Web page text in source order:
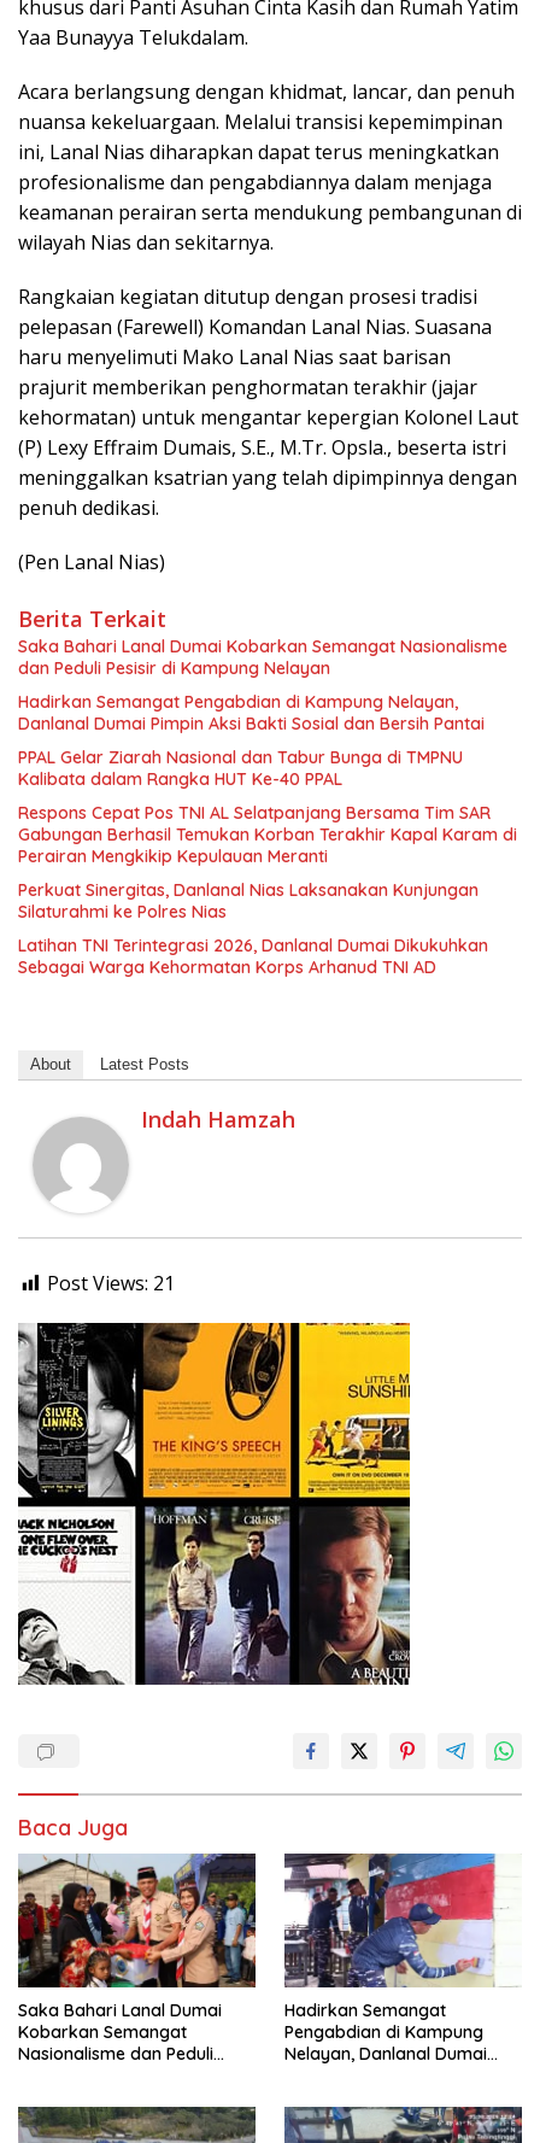
khusus dari Panti Asuhan Cinta Kasih dan Rumah Yatim
Yaa Bunayya Telukdalam.
Acara berlangsung dengan khidmat, lancar, dan penuh
nuansa kekeluargaan. Melalui transisi kepemimpinan
ini, Lanal Nias diharapkan dapat terus meningkatkan
profesionalisme dan pengabdiannya dalam menjaga
keamanan perairan serta mendukung pembangunan di
wilayah Nias dan sekitarnya.
Rangkaian kegiatan ditutup dengan prosesi tradisi
pelepasan (Farewell) Komandan Lanal Nias. Suasana
haru menyelimuti Mako Lanal Nias saat barisan
prajurit memberikan penghormatan terakhir (jajar
kehormatan) untuk mengantar kepergian Kolonel Laut
(P) Lexy Effraim Dumais, S.E., M.Tr. Opsla., beserta istri
meninggalkan ksatrian yang telah dipimpinnya dengan
penuh dedikasi.
(Pen Lanal Nias)
Berita Terkait
Saka Bahari Lanal Dumai Kobarkan Semangat Nasionalisme
dan Peduli Pesisir di Kampung Nelayan
Hadirkan Semangat Pengabdian di Kampung Nelayan,
Danlanal Dumai Pimpin Aksi Bakti Sosial dan Bersih Pantai
PPAL Gelar Ziarah Nasional dan Tabur Bunga di TMPNU
Kalibata dalam Rangka HUT Ke-40 PPAL
Respons Cepat Pos TNI AL Selatpanjang Bersama Tim SAR
Gabungan Berhasil Temukan Korban Terakhir Kapal Karam di
Perairan Mengkikip Kepulauan Meranti
Perkuat Sinergitas, Danlanal Nias Laksanakan Kunjungan
Silaturahmi ke Polres Nias
Latihan TNI Terintegrasi 2026, Danlanal Dumai Dikukuhkan
Sebagai Warga Kehormatan Korps Arhanud TNI AD
About Latest Posts
Indah Hamzah
Post Views: 21
Baca Juga
Saka Bahari Lanal Dumai
Kobarkan Semangat
Nasionalisme dan Peduli
Hadirkan Semangat
Pengabdian di Kampung
Nelayan, Danlanal Dumai